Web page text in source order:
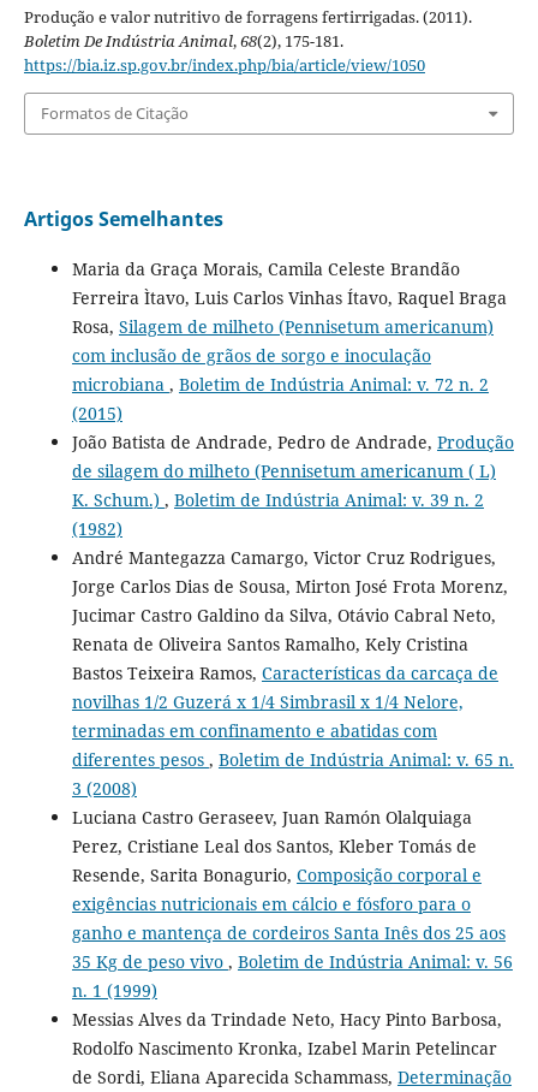
Produção e valor nutritivo de forragens fertirrigadas. (2011).
Boletim De Indústria Animal,68(2), 175-181.
https://bia.iz.sp.gov.br/index.php/bia/article/view/1050
Formatos de Citação
Artigos Semelhantes
Maria da Graça Morais, Camila Celeste Brandão
Ferreira Ìtavo, Luis Carlos Vinhas Ítavo, Raquel Braga
Rosa, Silagem de milheto (Pennisetum americanum)
com inclusão de grãos de sorgo e inoculação
microbiana , Boletim de Indústria Animal: v. 72 n. 2
(2015)
João Batista de Andrade, Pedro de Andrade, Produção
de silagem do milheto (Pennisetum americanum ( L)
K. Schum.) , Boletim de Indústria Animal: v. 39 n. 2
(1982)
André Mantegazza Camargo, Victor Cruz Rodrigues,
Jorge Carlos Dias de Sousa, Mirton José Frota Morenz,
Jucimar Castro Galdino da Silva, Otávio Cabral Neto,
Renata de Oliveira Santos Ramalho, Kely Cristina
Bastos Teixeira Ramos, Características da carcaça de
novilhas 1/2 Guzerá x 1/4 Simbrasil x 1/4 Nelore,
terminadas em confinamento e abatidas com
diferentes pesos , Boletim de Indústria Animal: v. 65 n.
3 (2008)
Luciana Castro Geraseev, Juan Ramón Olalquiaga
Perez, Cristiane Leal dos Santos, Kleber Tomás de
Resende, Sarita Bonagurio, Composição corporal e
exigências nutricionais em cálcio e fósforo para o
ganho e mantença de cordeiros Santa Inês dos 25 aos
35 Kg de peso vivo , Boletim de Indústria Animal: v. 56
n. 1 (1999)
Messias Alves da Trindade Neto, Hacy Pinto Barbosa,
Rodolfo Nascimento Kronka, Izabel Marin Petelincar
de Sordi, Eliana Aparecida Schammass, Determinação